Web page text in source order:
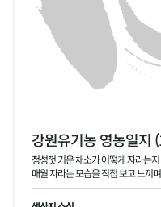
강원유기농 영농일지
정성껏 키운 채소가 어떻게 자라는
매월 자라는 모습을 직접 보고 느끼
님께 전달해 드립니다.